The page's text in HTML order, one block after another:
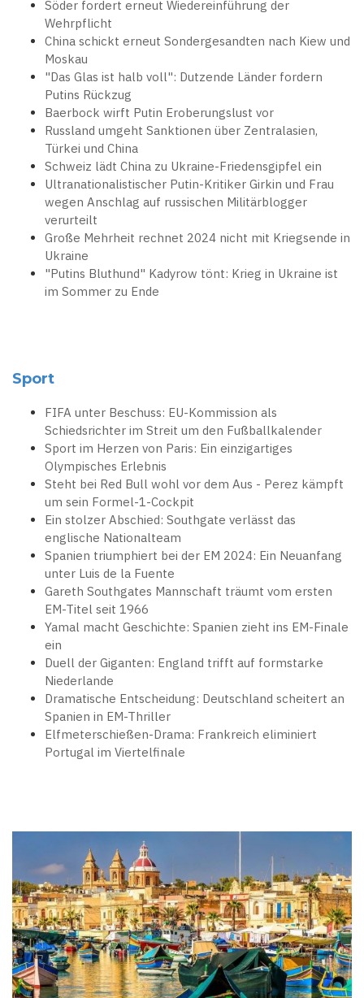
Söder fordert erneut Wiedereinführung der
Wehrpflicht
China schickt erneut Sondergesandten nach Kiew und
Moskau
"Das Glas ist halb voll": Dutzende Länder fordern
Putins Rückzug
Baerbock wirft Putin Eroberungslust vor
Russland umgeht Sanktionen über Zentralasien,
Türkei und China
Schweiz lädt China zu Ukraine-Friedensgipfel ein
Ultranationalistischer Putin-Kritiker Girkin und Frau
wegen Anschlag auf russischen Militärblogger
verurteilt
Große Mehrheit rechnet 2024 nicht mit Kriegsende in
Ukraine
"Putins Bluthund" Kadyrow tönt: Krieg in Ukraine ist
im Sommer zu Ende
Sport
FIFA unter Beschuss: EU-Kommission als
Schiedsrichter im Streit um den Fußballkalender
Sport im Herzen von Paris: Ein einzigartiges
Olympisches Erlebnis
Steht bei Red Bull wohl vor dem Aus - Perez kämpft
um sein Formel-1-Cockpit
Ein stolzer Abschied: Southgate verlässt das
englische Nationalteam
Spanien triumphiert bei der EM 2024: Ein Neuanfang
unter Luis de la Fuente
Gareth Southgates Mannschaft träumt vom ersten
EM-Titel seit 1966
Yamal macht Geschichte: Spanien zieht ins EM-Finale
ein
Duell der Giganten: England trifft auf formstarke
Niederlande
Dramatische Entscheidung: Deutschland scheitert an
Spanien in EM-Thriller
Elfmeterschießen-Drama: Frankreich eliminiert
Portugal im Viertelfinale